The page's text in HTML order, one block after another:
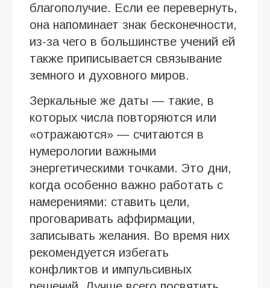
благополучие. Если ее перевернуть,
она напоминает знак бесконечности,
из-за чего в большинстве учений ей
также приписывается связывание
земного и духовного миров.
Зеркальные же даты — такие, в
которых числа повторяются или
«отражаются» — считаются в
нумерологии важными
энергетическими точками. Это дни,
когда особенно важно работать с
намерениями: ставить цели,
проговаривать аффирмации,
записывать желания. Во время них
рекомендуется избегать
конфликтов и импульсивных